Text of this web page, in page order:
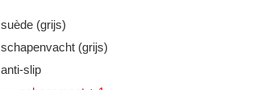
suède (grijs)
schapenvacht (grijs)
anti-slip